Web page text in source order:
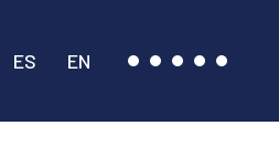
ES EN